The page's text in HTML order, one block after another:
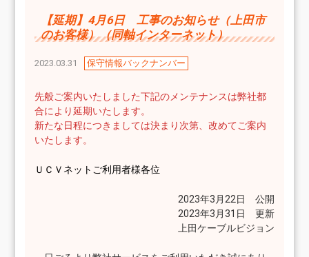
【延期】4月6日 工事のお知らせ（上田市
のお客様）（同軸インターネット）
2023.03.31 保守情報バックナンバー
先般ご案内いたしました下記のメンテナンスは弊社都
合により延期いたします。
新たな日程につきましては決まり次第、改めてご案内
いたします。
ＵＣＶネットご利用者様各位
2023年3月22日 公開
2023年3月31日 更新
上田ケーブルビジョン